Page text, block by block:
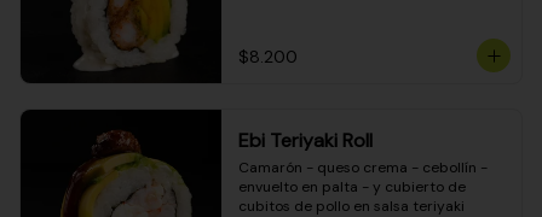
$8.200
Ebi Teriyaki Roll
Camarón - queso crema - cebollín -
envuelto en palta - y cubierto de
cubitos de pollo en salsa teriyaki